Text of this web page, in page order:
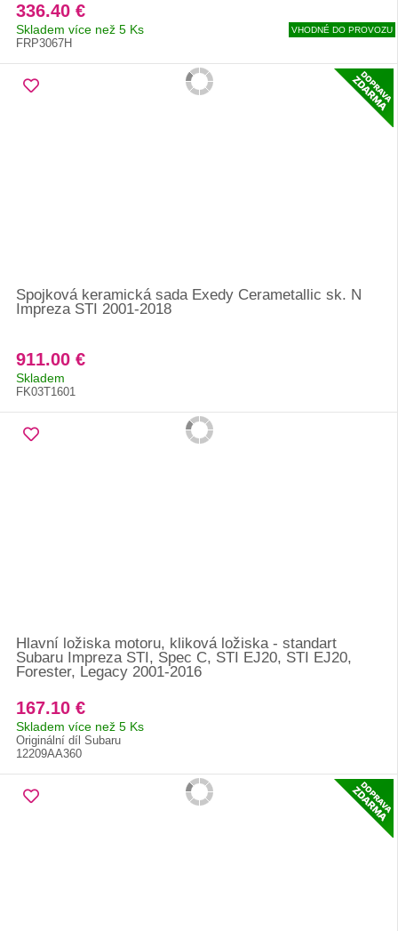
336.40 €
Skladem více než 5 Ks
FRP3067H
VHODNÉ DO PROVOZU
Spojková keramická sada Exedy Cerametallic sk. N
Impreza STI 2001-2018
911.00 €
Skladem
FK03T1601
Hlavní ložiska motoru, kliková ložiska - standart
Subaru Impreza STI, Spec C, STI EJ20, STI EJ20,
Forester, Legacy 2001-2016
167.10 €
Skladem více než 5 Ks
Originální díl Subaru
12209AA360